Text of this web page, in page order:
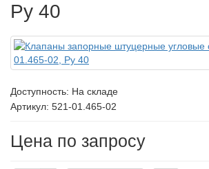
Ру 40
Доступность: На складе
Артикул: 521-01.465-02
Цена по запросу